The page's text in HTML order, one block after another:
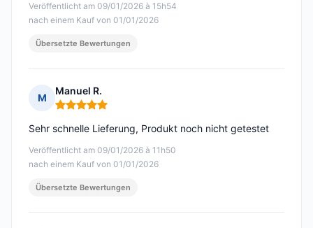
Veröffentlicht am 09/01/2026 à 15h54
nach einem Kauf von 01/01/2026
Übersetzte Bewertungen
M
Manuel R.
Hinweis: 5 von 5
Veröffentlicht am 09/01/2026 à 11h50
nach einem Kauf von 01/01/2026
Sehr schnelle Lieferung, Produkt noch nicht getestet
Übersetzte Bewertungen